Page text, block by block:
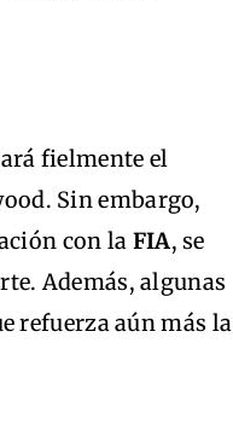
fielmente el
Sin embargo,
con la FIA, se
Además, algunas
refuerza aún más la